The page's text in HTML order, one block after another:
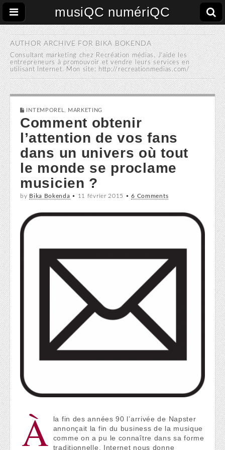
musiQC numériQC
AUTHOR ARCHIVE FORBIKA BOKENDA
Consultant marketing chez Recréation médias. J’aide les
entrepreneurs à promouvoir et vendre leurs services en
utilisant Internet. Mon site: http://recreationmedias.com/
INTEMPOREL MARKETING
Comment obtenir
l’attention de vos fans
dans un univers où tout
le monde se proclame
musicien ?
by Bika Bokenda • 11 février 2015 •6 Comments
À
la fin des années 90 l’arrivée de Napster
annonçait la fin du business de la musique
comme on a pu le connaître dans sa forme
traditionnelle. Internet nous donne